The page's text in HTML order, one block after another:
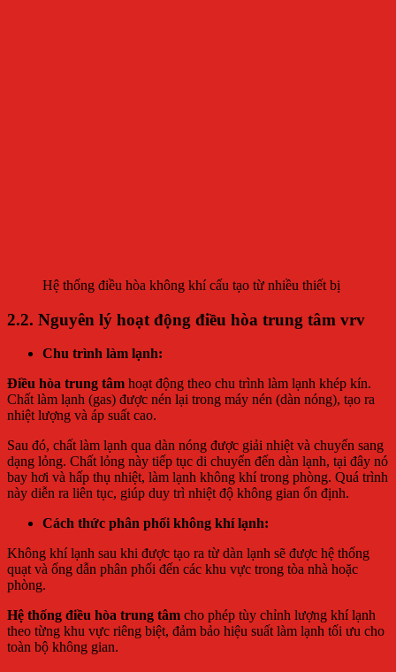
Hệ thống điều hòa không khí cấu tạo từ nhiều thiết bị
2.2. Nguyên lý hoạt động điều hòa trung tâm vrv
Chu trình làm lạnh:
Điều hòa trung tâm hoạt động theo chu trình làm lạnh khép kín.
Chất làm lạnh (gas) được nén lại trong máy nén (dàn nóng), tạo ra
nhiệt lượng và áp suất cao.
Sau đó, chất làm lạnh qua dàn nóng được giải nhiệt và chuyển sang
dạng lỏng. Chất lỏng này tiếp tục di chuyển đến dàn lạnh, tại đây nó
bay hơi và hấp thụ nhiệt, làm lạnh không khí trong phòng. Quá trình
này diễn ra liên tục, giúp duy trì nhiệt độ không gian ổn định.
Cách thức phân phối không khí lạnh:
Không khí lạnh sau khi được tạo ra từ dàn lạnh sẽ được hệ thống
quạt và ống dẫn phân phối đến các khu vực trong tòa nhà hoặc
phòng.
Hệ thống điều hòa trung tâm cho phép tùy chỉnh lượng khí lạnh
theo từng khu vực riêng biệt, đảm bảo hiệu suất làm lạnh tối ưu cho
toàn bộ không gian.